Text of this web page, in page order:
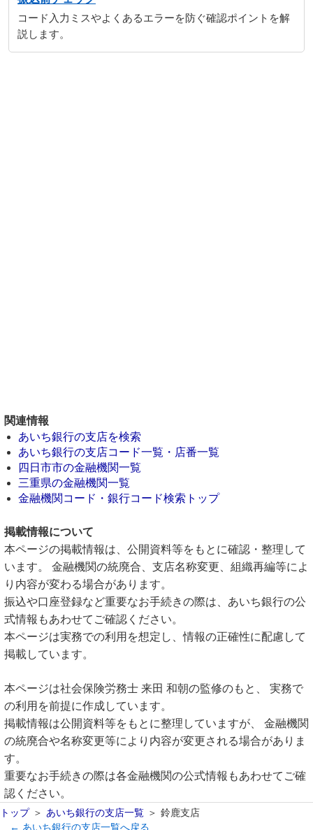
コード入力ミスやよくあるエラーを防ぐ確認ポイントを解
説します。
関連情報
あいち銀行の支店を検索
あいち銀行の支店コード一覧・店番一覧
四日市市の金融機関一覧
三重県の金融機関一覧
金融機関コード・銀行コード検索トップ
掲載情報について
本ページの掲載情報は、公開資料等をもとに確認・整理して
います。 金融機関の統廃合、支店名称変更、組織再編等によ
り内容が変わる場合があります。
振込や口座登録など重要なお手続きの際は、あいち銀行の公
式情報もあわせてご確認ください。
本ページは実務での利用を想定し、情報の正確性に配慮して
掲載しています。
本ページは社会保険労務士 来田 和朝の監修のもと、 実務で
の利用を前提に作成しています。
掲載情報は公開資料等をもとに整理していますが、 金融機関
の統廃合や名称変更等により内容が変更される場合がありま
す。
重要なお手続きの際は各金融機関の公式情報もあわせてご確
認ください。
トップ あいち銀行の支店一覧
鈴鹿支店
← あいち銀行の支店一覧へ戻る